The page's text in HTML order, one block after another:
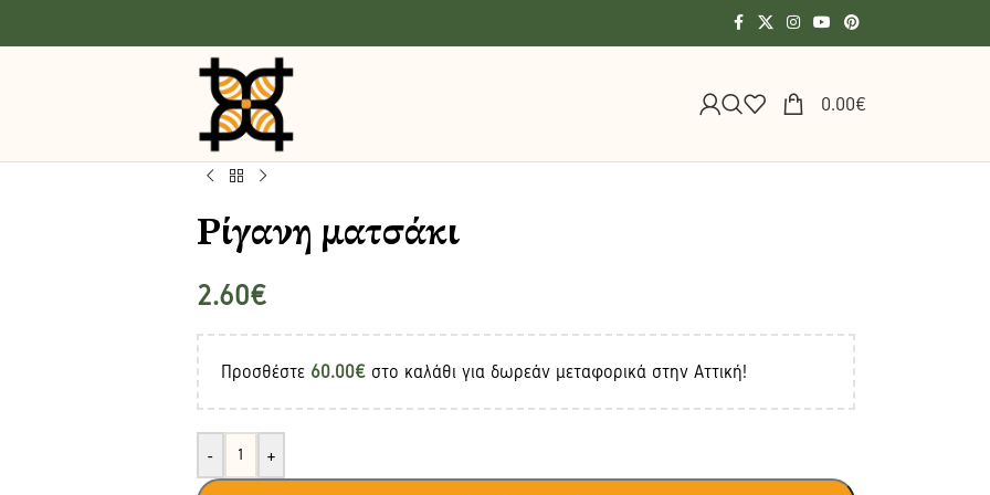
0.00€
Ρίγανη ματσάκι
2.60€
Προσθέστε 60.00€στο καλάθι για δωρεάν μεταφορικά στην Αττική!
- +